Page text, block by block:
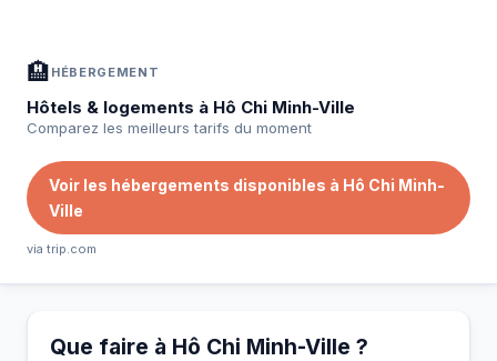
🏨 HÉBERGEMENT
Hôtels & logements à Hô Chi Minh-Ville
Comparez les meilleurs tarifs du moment
Voir les hébergements disponibles à Hô Chi Minh-
Ville
via trip.com
Que faire à Hô Chi Minh-Ville ?